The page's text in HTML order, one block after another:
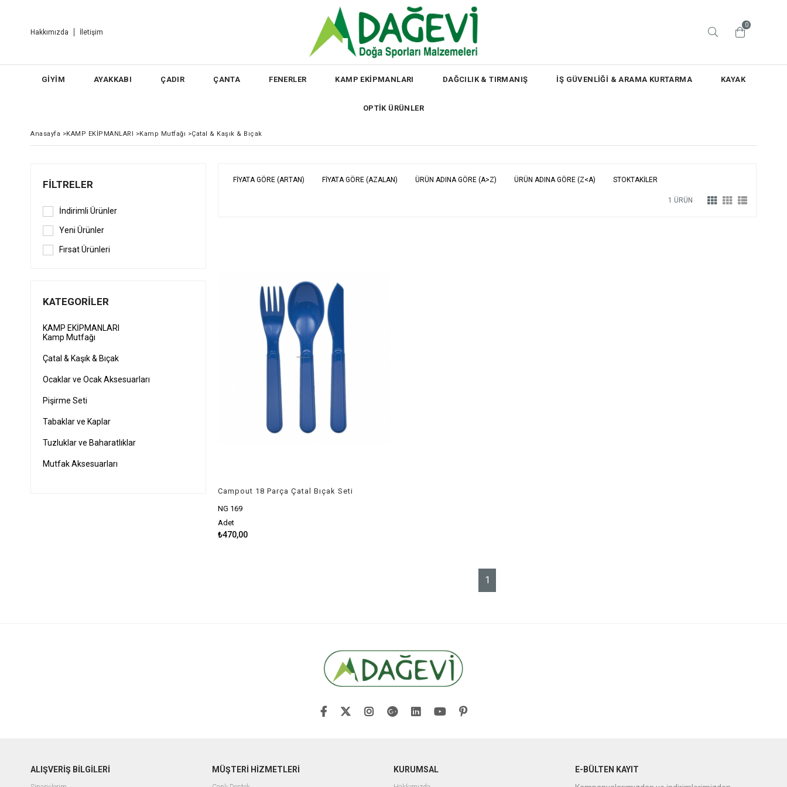
Hakkımızda İletişim
0
GİYİM AYAKKABI ÇADIR ÇANTA FENERLER KAMP EKİPMANLARI DAĞCILIK & TIRMANIŞ İŞ GÜVENLİĞİ & ARAMA KURTARMA KAYAK
OPTİK ÜRÜNLER
Anasayfa >KAMP EKİPMANLARI >Kamp Mutfağı >Çatal & Kaşık & Bıçak
FILTRELER
İndirimli Ürünler
Yeni Ürünler
Fırsat Ürünleri
KATEGORILER
KAMP EKİPMANLARI
Kamp Mutfağı
Çatal & Kaşık & Bıçak
Ocaklar ve Ocak Aksesuarları
Pişirme Seti
Tabaklar ve Kaplar
Tuzluklar ve Baharatlıklar
Mutfak Aksesuarları
FIYATA GÖRE (ARTAN) FIYATA GÖRE (AZALAN) ÜRÜN ADINA GÖRE (A>Z) ÜRÜN ADINA GÖRE (Z<A) STOKTAKILER
1 ÜRÜN
Campout 18 Parça Çatal Bıçak Seti
NG 169
Adet
₺470,00
1
ALIŞVERİŞ BİLGİLERİ MÜŞTERİ HİZMETLERİ KURUMSAL
E-BÜLTEN KAYIT